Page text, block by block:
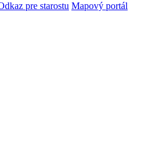
pre starostu Mapový portál